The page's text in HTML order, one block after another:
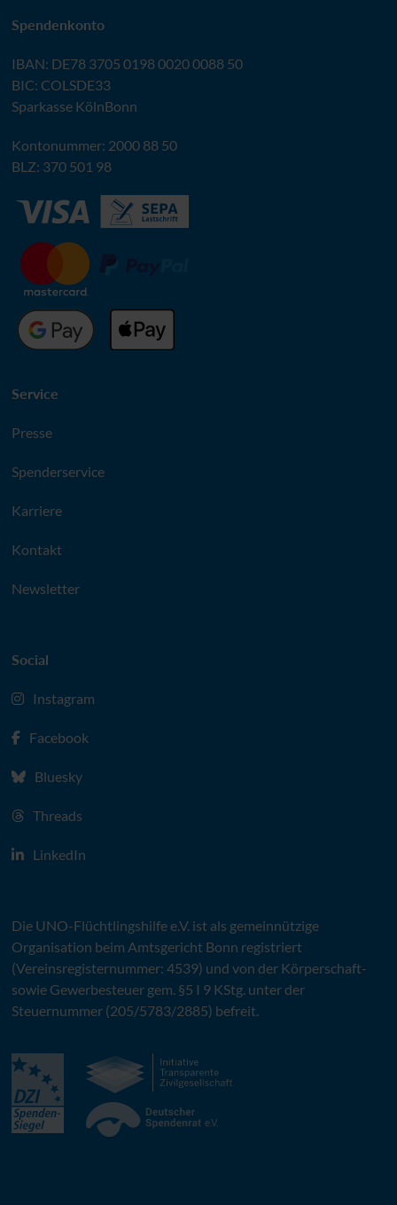
Spendenkonto
IBAN: DE78 3705 0198 0020 0088 50
BIC: COLSDE33
Sparkasse KölnBonn
Kontonummer: 2000 88 50
BLZ: 370 501 98
Service
Presse
Spenderservice
Karriere
Kontakt
Newsletter
Social
Instagram
Facebook
Bluesky
Threads
LinkedIn
Die UNO-Flüchtlingshilfe e.V. ist als gemeinnützige
Organisation beim Amtsgericht Bonn registriert
(Vereinsregisternummer: 4539) und von der Körperschaft-
sowie Gewerbesteuer gem. §5 I 9 KStg. unter der
Steuernummer (205/5783/2885) befreit.